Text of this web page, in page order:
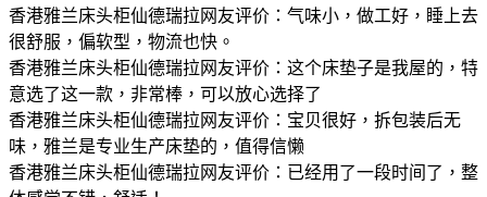
香港雅兰床头柜仙德瑞拉网友评价：气味小，做工好，睡上去
很舒服，偏软型，物流也快。
香港雅兰床头柜仙德瑞拉网友评价：这个床垫子是我屋的，特
意选了这一款，非常棒，可以放心选择了
香港雅兰床头柜仙德瑞拉网友评价：宝贝很好，拆包装后无
味，雅兰是专业生产床垫的，值得信懒
香港雅兰床头柜仙德瑞拉网友评价：已经用了一段时间了，整